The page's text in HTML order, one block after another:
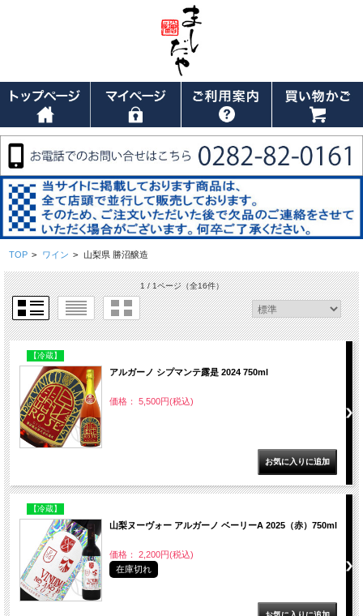
TOP > ワイン > 山梨県 勝沼醸造
1 / 1ページ（全16件）
【冷蔵】
アルガーノ シプマンテ露是 2024 750ml
価格： 5,500円(税込)
【冷蔵】
山梨ヌーヴォー アルガーノ ベーリーA 2025（赤）750ml
価格： 2,200円(税込)
在庫切れ